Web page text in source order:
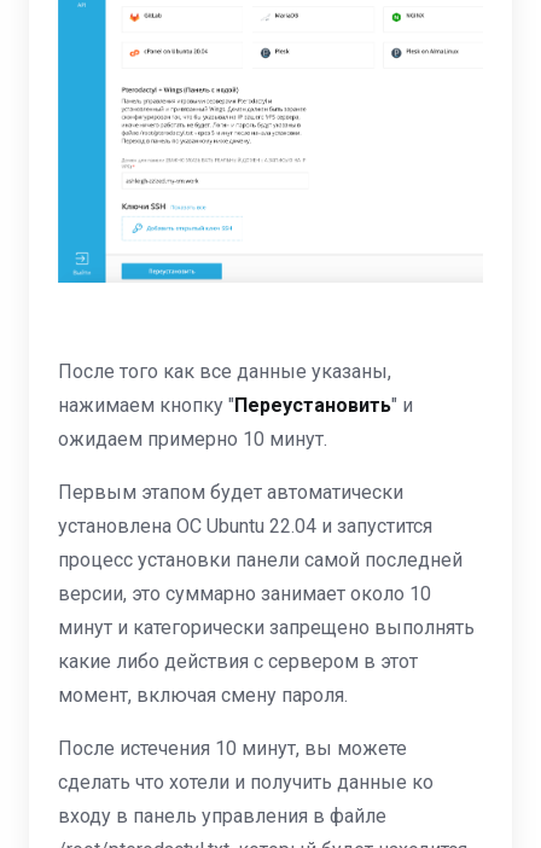
После того как все данные указаны,
нажимаем кнопку "Переустановить" и
ожидаем примерно 10 минут.
Первым этапом будет автоматически
установлена ОС Ubuntu 22.04 и запустится
процесс установки панели самой последней
версии, это суммарно занимает около 10
минут и категорически запрещено выполнять
какие либо действия с сервером в этот
момент, включая смену пароля.
После истечения 10 минут, вы можете
сделать что хотели и получить данные ко
входу в панель управления в файле